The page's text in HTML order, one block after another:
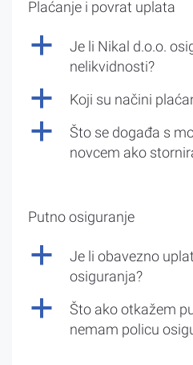
Plaćanje i povrat uplata
a
Je li Nikal d.o.o.
nelikvidnosti?
a Koji su načini
a
Što se događa s
novcem ako
Putno osiguranje
a
Je li obavezno
osiguranja?
a
Što ako otkažem
nemam policu